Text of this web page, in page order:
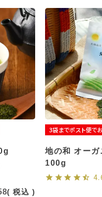
税込
3袋までポスト便で
地の和 オーガ
100g